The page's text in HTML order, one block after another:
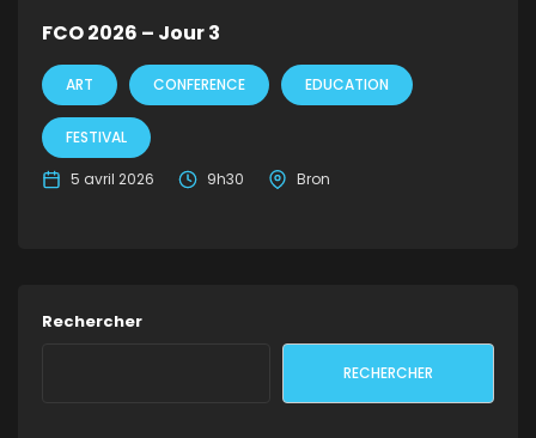
FCO 2026 – Jour 3
ART CONFERENCE EDUCATION
FESTIVAL
5 avril 2026 9h30 Bron
Rechercher
RECHERCHER